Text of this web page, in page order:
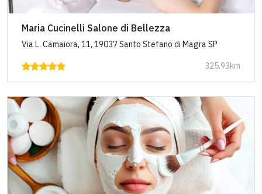
Maria Cucinelli Salone di Bellezza
Via L. Camaiora, 11, 19037 Santo Stefano di Magra SP
325.93km